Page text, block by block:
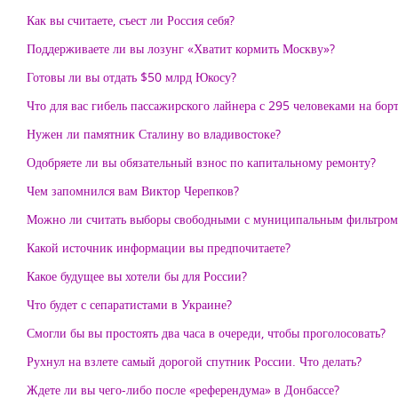
Как вы считаете, съест ли Россия себя?
Поддерживаете ли вы лозунг «Хватит кормить Москву»?
Готовы ли вы отдать $50 млрд Юкосу?
Что для вас гибель пассажирского лайнера с 295 человеками на
Нужен ли памятник Сталину во владивостоке?
Одобряете ли вы обязательный взнос по капитальному ремонту?
Чем запомнился вам Виктор Черепков?
Можно ли считать выборы свободными с муниципальным
Какой источник информации вы предпочитаете?
Какое будущее вы хотели бы для России?
Что будет с сепаратистами в Украине?
Смогли бы вы простоять два часа в очереди, чтобы проголосовать?
Рухнул на взлете самый дорогой спутник России. Что делать?
Ждете ли вы чего-либо после «референдума» в Донбассе?